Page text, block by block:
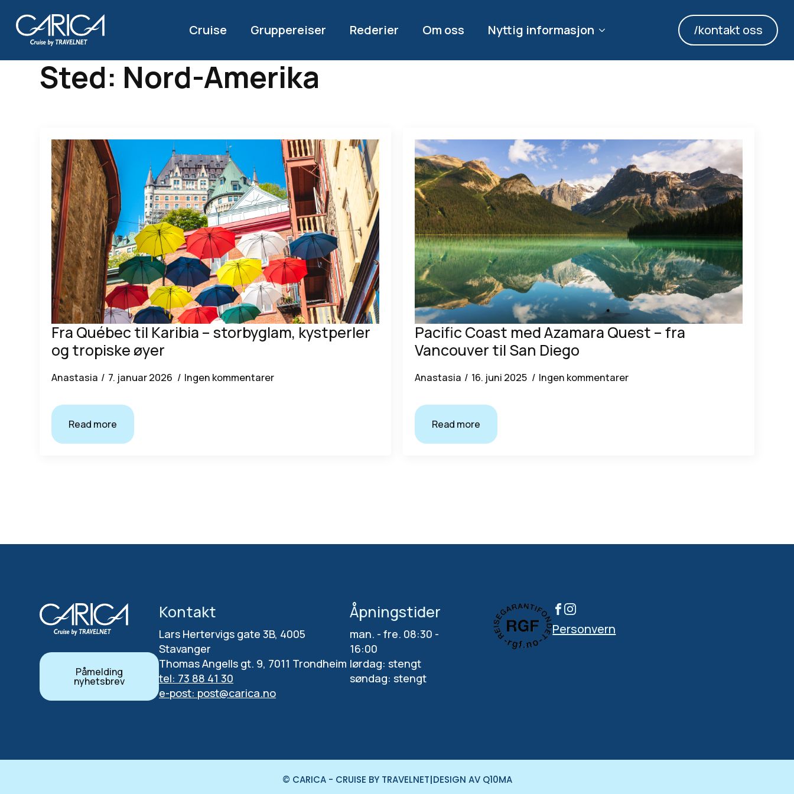
Cruise Gruppereiser Rederier Om oss Nyttig informasjon /kontakt oss
Sted: Nord-Amerika
Fra Québec til Karibia – storbyglam, kystperler
og tropiske øyer
Anastasia 7. januar 2026 Ingen kommentarer
Read more
Pacific Coast med Azamara Quest – fra
Vancouver til San Diego
Anastasia 16. juni 2025 Ingen kommentarer
Read more
Påmelding
nyhetsbrev
Kontakt
Lars Hertervigs gate 3B, 4005
Stavanger
Thomas Angells gt. 9, 7011 Trondheim
tel: 73 88 41 30
e-post: post@carica.no
Åpningstider
man. - fre. 08:30 -
16:00
lørdag: stengt
søndag: stengt
Personvern
© CARICA - CRUISE BY TRAVELNET|DESIGN AV Q10MA